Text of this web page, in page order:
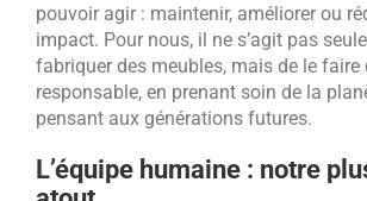
pouvoir agir : maintenir, améliorer ou
impact. Pour nous, il ne s’agit pas
fabriquer des meubles, mais de le faire
responsable, en prenant soin de la
pensant aux générations futures.
L’équipe humaine : notre